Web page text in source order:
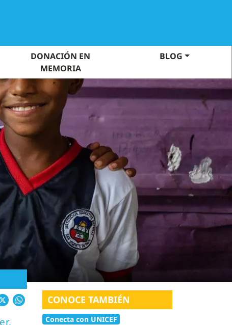
DONACIÓN EN
MEMORIA
BLOG
X WhatsAppCONOCE TAMBIÉN
Conecta con UNICEF